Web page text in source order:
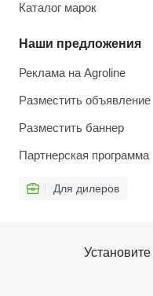
Каталог марок
Наши предложения
Реклама на Agroline
Разместить объявление
Разместить баннер
Партнерская программа
Для дилеров